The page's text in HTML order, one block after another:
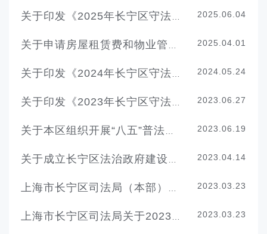
2025.06.04
2025.04.01
2024.05.24
2023.06.27
2023.06.19
2023.04.14
2023.03.23
2023.03.23